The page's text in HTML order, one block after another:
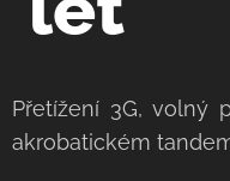
Přetížení 3G, volný
akrobatickém